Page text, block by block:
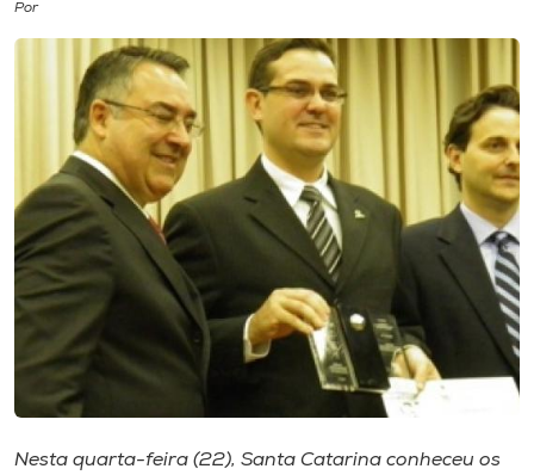
Cultura
Biblioteca
Editora
Rádio
Museu
Por
Nesta quarta-feira (22), Santa Catarina conheceu os